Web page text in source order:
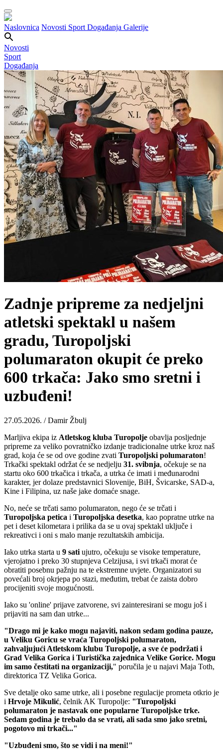
Naslovnica Novosti Sport Događanja Galerije
Novosti
Sport
Događanja
Zadnje pripreme za nedjeljni
atletski spektakl u našem
gradu, Turopoljski
polumaraton okupit će preko
600 trkača: Jako smo sretni i
uzbuđeni!
27.05.2026. / Damir Žbulj
Marljiva ekipa iz Atletskog kluba Turopolje obavlja posljednje
pripreme za veliko povratničko izdanje tradicionalne utrke kroz naš
grad, koja će se od ove godine zvati Turopoljski polumaraton!
Trkački spektakl održat će se nedjelju 31. svibnja, očekuje se na
startu oko 600 trkačica i trkača, a utrka će imati i međunarodni
karakter, jer dolaze predstavnici Slovenije, BiH, Švicarske, SAD-a,
Kine i Filipina, uz naše jake domaće snage.
No, neće se trčati samo polumaraton, nego će se trčati i
Turopoljska petica i Turopoljska desetka, kao popratne utrke na
pet i deset kilometara i prilika da se u ovaj spektakl uključe i
rekreativci i oni s malo manje rezultatskih ambicija.
Iako utrka starta u 9 sati ujutro, očekuju se visoke temperature,
vjerojatno i preko 30 stupnjeva Celzijusa, i svi trkači morat će
obratiti posebnu pažnju na te ekstremne uvjete. Organizatori su
povećali broj okrjepa po stazi, međutim, trebat će zaista dobro
procijeniti svoje mogućnosti.
Iako su 'online' prijave zatvorene, svi zainteresirani se mogu još i
prijaviti na sam dan utrke...
"Drago mi je kako mogu najaviti, nakon sedam godina pauze,
u Veliku Goricu se vraća Turopoljski polumaraton,
zahvaljujući Atletskom klubu Turopolje, a sve će podržati i
Grad Velika Gorica i Turistička zajednica Velike Gorice. Mogu
im samo čestitati na organizaciji," poručila je u najavi Maja Toth,
direktorica TZ Velika Gorica.
Sve detalje oko same utrke, ali i posebne regulacije prometa otkrio je
i Hrvoje Mikulić, čelnik AK Turopolje: "Turopoljski
polumaraton je nastavak one popularne Turopoljske trke.
Sedam godina je trebalo da se vrati, ali sada smo jako sretni,
pogotovo mi trkači..."
"Uzbuđeni smo, što se vidi i na meni!"